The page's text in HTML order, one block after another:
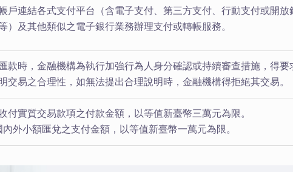
戶連結各式支付平台（含電子支付、第三方支付、行動支付或開放
）及其他類似之電子銀行業務辦理支付或轉帳服務。
款時，金融機構為執行加強行為人身分確認或持續審查措施，得要
交易之合理性，如無法提出合理說明時，金融機構得拒絕其交易。
付實質交易款項之付款金額，以等值新臺幣三萬元為限。
外小額匯兌之支付金額，以等值新臺幣一萬元為限。